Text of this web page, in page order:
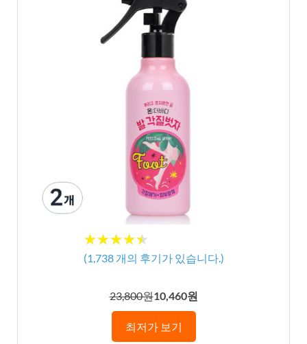
★★★★★
★★★★★
(1,738개의 후기가 있습니다.)
23,800원10,460원
최저가 보기